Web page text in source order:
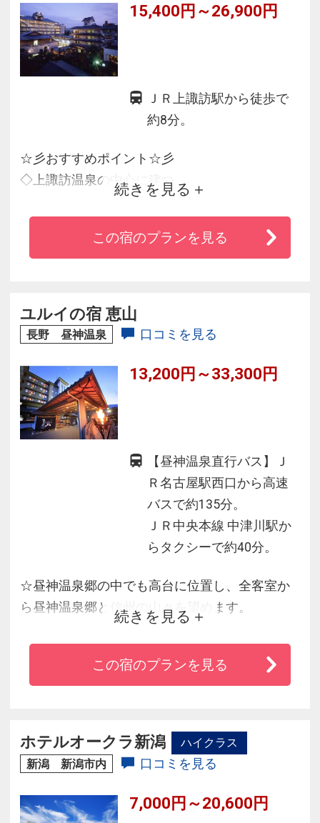
15,400円～26,900円
ＪＲ上諏訪駅から徒歩で
約8分。
☆彡おすすめポイント☆彡
◇上諏訪温泉の中心に建つ
◇「芯から温まる自家源泉」と「心を癒す日本
庭園」
◇信州の味覚を取り入れた和食会席料理が絶品
続きを見る
この宿のプランを見る
ユルイの宿 恵山
長野 昼神温泉 口コミを見る
13,200円～33,300円
【昼神温泉直行バス】Ｊ
Ｒ名古屋駅西口から高速
バスで約135分。
ＪＲ中央本線 中津川駅か
らタクシーで約40分。
☆昼神温泉郷の中でも高台に位置し、全客室か
ら昼神温泉郷と信州の山々を望めます。
☆夕食は［囲炉裏料理］と［郷土会席料理］の
２種類からお選び頂けます。
☆昼神温泉のお湯は美肌美人の湯と呼ばれてい
約１８０分でアクセス抜群。
☆昼神温泉のある阿智村は日本一の星空として
続きを見る
この宿のプランを見る
ホテルオークラ新潟
ハイクラス
新潟 新潟市内
口コミを見る
7,000円～20,600円